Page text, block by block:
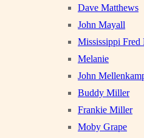
Dave Matthews
John Mayall
Mississippi
Melanie
John
Buddy Miller
Frankie Miller
Moby Grape